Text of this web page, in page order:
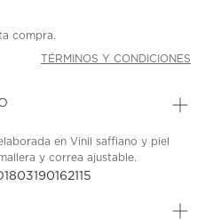
compra.
TÉRMINOS Y CONDICIONES
en Vinil saffiano y piel
y correa ajustable.